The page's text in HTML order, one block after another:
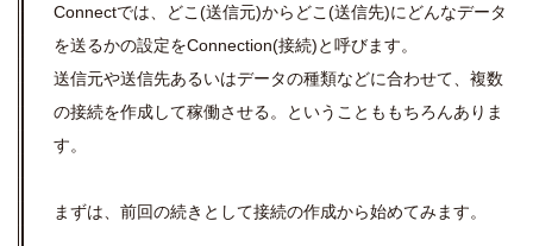
Connectでは、どこ(送信元)からどこ(送信先)にどんなデータ
を送るかの設定をConnection(接続)と呼びます。
送信元や送信先あるいはデータの種類などに合わせて、複数
の接続を作成して稼働させる。ということももちろんありま
す。
まずは、前回の続きとして接続の作成から始めてみます。